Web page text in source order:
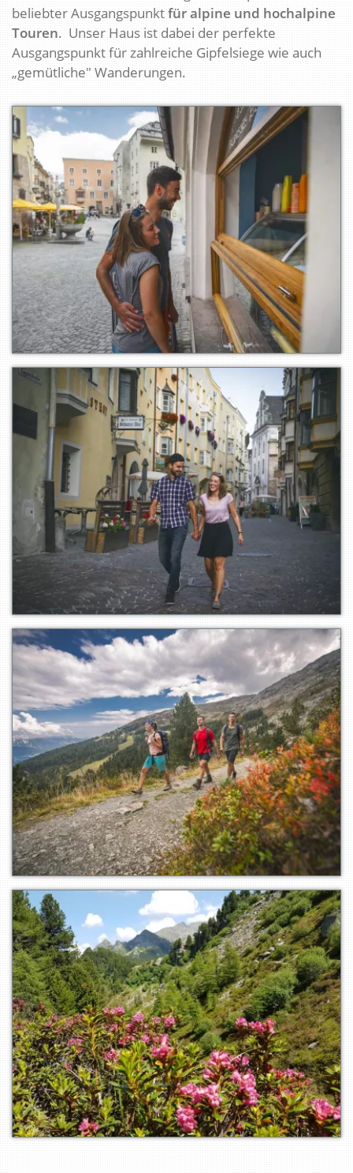
beliebter Ausgangspunktfür alpine und hochalpine
Touren. Unser Haus ist dabei der perfekte
Ausgangspunkt für zahlreiche Gipfelsiege wie auch
„gemütliche" Wanderungen.